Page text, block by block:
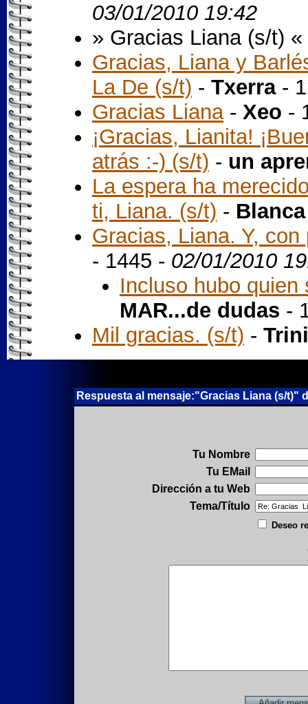
03/01/2010 19:42
» Gracias Liana (s/t)
Gracias, Liana y
La De (s/t) - Txerra-
Gracias Liana- Xeo -
¡Gracias, Lianita!
atrás :-) (s/t) - un
La espera ha
ti, Liana. (s/t) - Blanca
Gracias, Liana. Y,
- 1445 - 02/01/2010
Incluso hubo
MAR...de dudas -
Mil gracias. (s/t) -
Respuesta al mensaje:"Gracias Liana (s/t)"
Tu Nombre
Tu EMail
Dirección a tu Web
Tema/Título
Deseo